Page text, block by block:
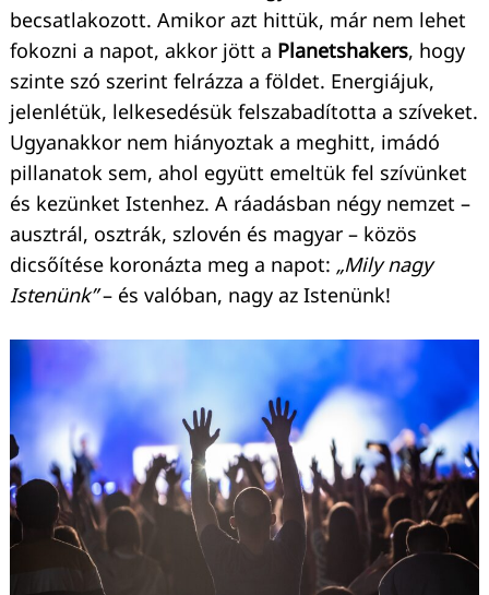
becsatlakozott. Amikor azt hittük, már nem lehet
fokozni a napot, akkor jött a Planetshakers, hogy
szinte szó szerint felrázza a földet. Energiájuk,
jelenlétük, lelkesedésük felszabadította a szíveket.
Ugyanakkor nem hiányoztak a meghitt, imádó
pillanatok sem, ahol együtt emeltük fel szívünket
és kezünket Istenhez. A ráadásban négy nemzet –
ausztrál, osztrák, szlovén és magyar – közös
dicsőítése koronázta meg a napot: „Mily nagy
Istenünk”– és valóban, nagy az Istenünk!